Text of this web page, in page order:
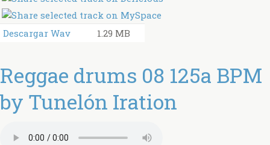
Descargar Wav 1.29 MB
Reggae drums 08 125a BPM
by Tunelón Iration